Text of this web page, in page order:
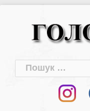
Пошук: